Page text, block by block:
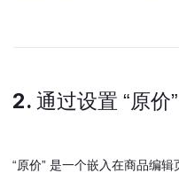
2. 通过设置 “原价
“原价” 是一个嵌入在商品编